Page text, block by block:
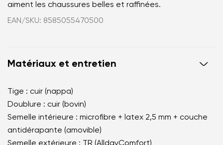
aiment les chaussures belles et raffinées.
EAN/SKU: 8585055470500
Matériaux et entretien
Tige : cuir (nappa)
Doublure : cuir (bovin)
Semelle intérieure : microfibre + latex 2,5 mm + couche
antidérapante (amovible)